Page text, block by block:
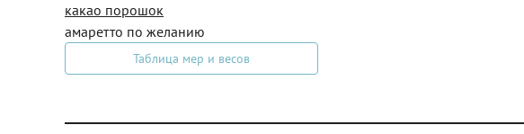
какао порошок
амаретто по желанию
Таблица мер и весов